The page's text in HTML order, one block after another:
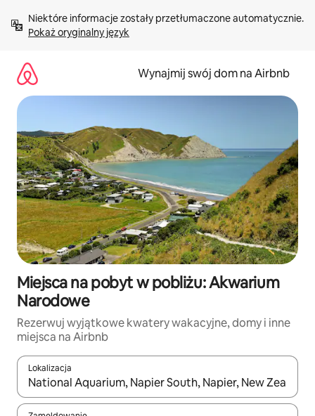
treści Pokaż oryginalny język
Wynajmij swój dom na Airbnb
Miejsca na pobyt w pobliżu: Akwarium
Narodowe
Rezerwuj wyjątkowe kwatery wakacyjne, domy i inne
miejsca na Airbnb
Lokalizacja
Gdy wyniki będą dostępne, możesz poruszać się po nich za